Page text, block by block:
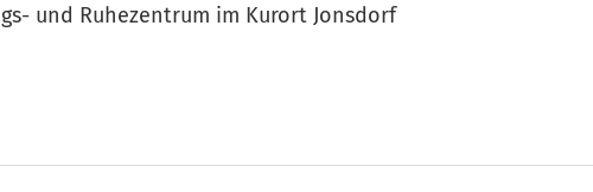
und Ruhezentrum im Kurort Jonsdorf